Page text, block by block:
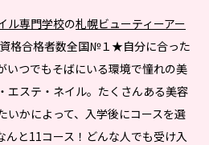
ル専門学校の札幌ビューティーアー
格合格者数全国№１★自分に合った
いつでもそばにいる環境で憧れの美
ステ・ネイル。たくさんある美容
いかによって、入学後にコースを選
んと11コース！どんな人でも受け入